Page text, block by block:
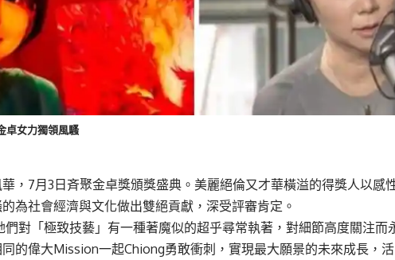
卓女力獨領風騷
，7月3日斉聚金卓獎頒獎盛典。美麗絕倫又才華橫溢的得獎人以感
為社會經濟與文化做出雙絕貢獻，深受評審肯定。
們對「極致技藝」有一種著魔似的超乎尋常執著，對細節高度關注而
的偉大Mission一起Chiong勇敢衝刺，實現最大願景的未來成長，